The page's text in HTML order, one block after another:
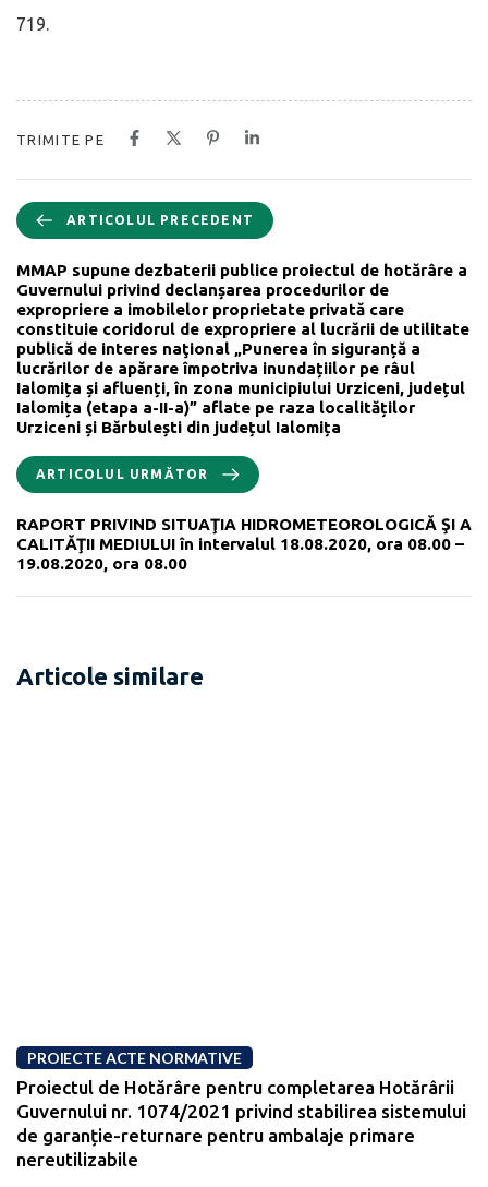
719.
TRIMITE PE
ARTICOLUL PRECEDENT
MMAP supune dezbaterii publice proiectul de hotărâre a
Guvernului privind declanșarea procedurilor de
expropriere a imobilelor proprietate privată care
constituie coridorul de expropriere al lucrării de utilitate
publică de interes naţional „Punerea în siguranță a
lucrărilor de apărare împotriva inundațiilor pe râul
Ialomița și afluenți, în zona municipiului Urziceni, județul
Ialomița (etapa a-II-a)” aflate pe raza localităților
Urziceni și Bărbulești din județul Ialomița
ARTICOLUL URMĂTOR
RAPORT PRIVIND SITUAŢIA HIDROMETEOROLOGICĂ ŞI A
CALITĂŢII MEDIULUI în intervalul 18.08.2020, ora 08.00 –
19.08.2020, ora 08.00
Articole similare
PROIECTE ACTE NORMATIVE
Proiectul de Hotărâre pentru completarea Hotărârii
Guvernului nr. 1074/2021 privind stabilirea sistemului
de garanție-returnare pentru ambalaje primare
nereutilizabile